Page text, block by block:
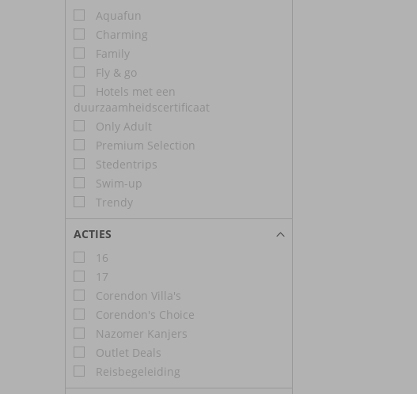
Aquafun
Charming
Family
Fly & go
Hotels met een
duurzaamheidscertificaat
Only Adult
Premium Selection
Stedentrips
Swim-up
Trendy
ACTIES
16
17
Corendon Villa's
Corendon's Choice
Nazomer Kanjers
Outlet Deals
Reisbegeleiding